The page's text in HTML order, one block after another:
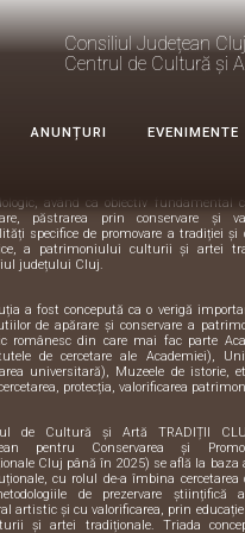
Consiliul Județean Cluj
Centrul de Cultură și
ANUNȚURI EVENIMENTE
TRADIȚII
având ca obiectiv fundamental
păstrarea prin conservare și
specifice de promovare a tradiției și
a patrimoniului culturii și artei
județului Cluj.
a fost concepută ca o verigă
de apărare și conservare a
românesc din care mai fac parte
de cercetare ale Academiei),
universitară), Muzeele de istorie,
protecția, valorificarea
de Cultură și Artă TRADIȚII
pentru Conservarea și
Cluj până în 2025) se află la baza
cu rolul de-a îmbina cercetarea
de prezervare științifică
artistic și cu valorificarea, prin
și artei tradiționale. Triada